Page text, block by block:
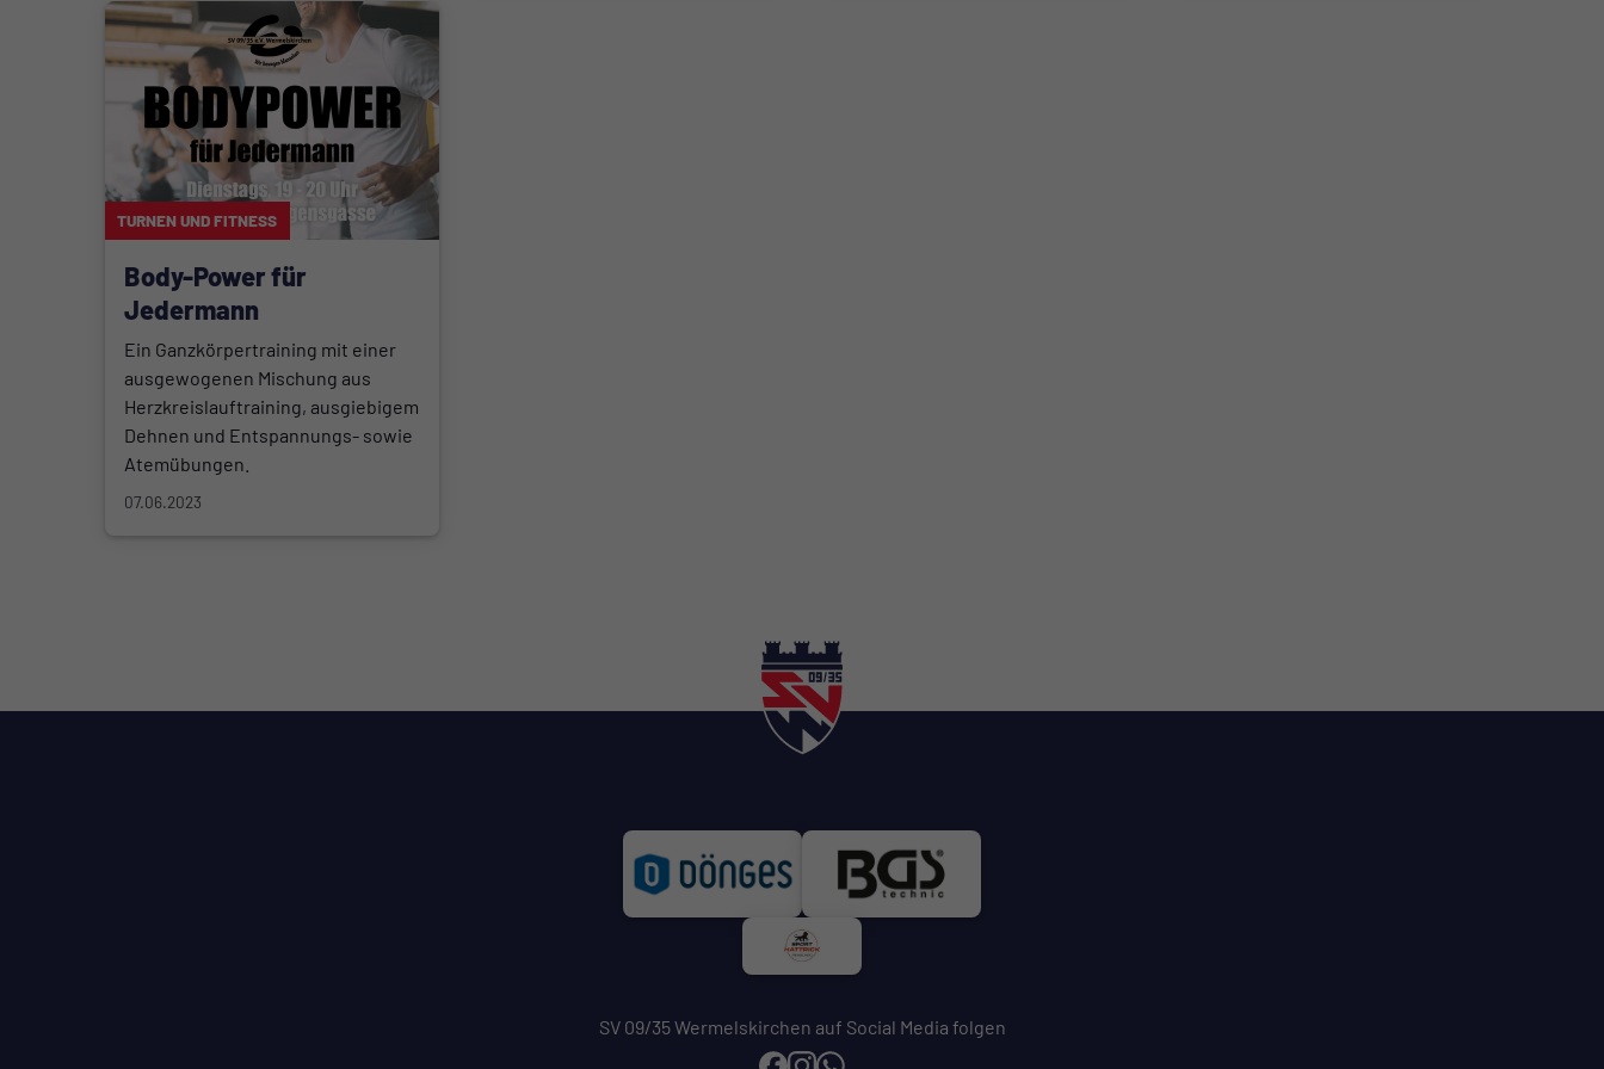
TURNEN UND FITNESS
Body-Power für
Jedermann
Ein Ganzkörpertraining mit einer
ausgewogenen Mischung aus
Herzkreislauftraining, ausgiebigem
Dehnen und Entspannungs- sowie
Atemübungen.
07.06.2023
SV 09/35 Wermelskirchen auf Social Media folgen